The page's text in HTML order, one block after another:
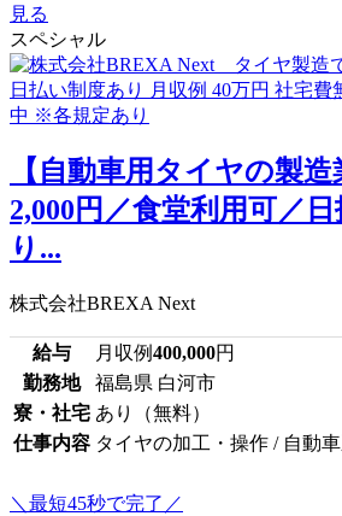
見る
スペシャル
【自動車用タイヤの製
2,000円／食堂利用可／
り...
株式会社BREXA Next
給与 月収例400,000円
勤務地
福島県 白河市
寮・社宅 あり（無料）
仕事内容 タイヤの加工・操作 / 自動
＼最短45秒で完了／